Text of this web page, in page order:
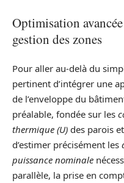
Optimisation
gestion des zones
Pour aller au‑delà du
pertinent d’intégrer une
de l’enveloppe du
préalable, fondée sur les
thermique (U) des parois
d’estimer précisément les
puissance nominale
parallèle, la prise en